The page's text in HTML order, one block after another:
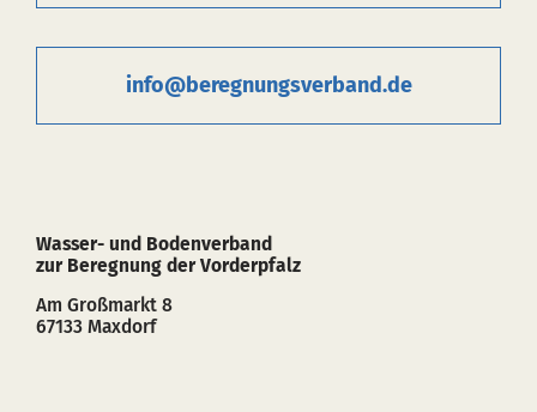
info@beregnungsverband.de
Wasser- und Bodenverband
zur Beregnung der Vorderpfalz
Am Großmarkt 8
67133 Maxdorf